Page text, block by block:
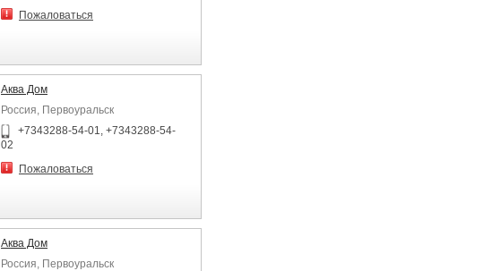
Пожаловаться
Аква Дом
Россия, Первоуральск
+7343288-54-01, +7343288-54-
02
Пожаловаться
Аква Дом
Россия, Первоуральск